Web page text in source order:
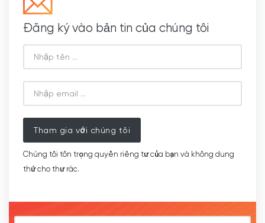
Đăng ký vào bản tin của chúng tôi
Tham gia với chúng tôi
Chúng tôi tôn trọng quyền riêng tư của bạn và không dung
thứ cho thư rác.